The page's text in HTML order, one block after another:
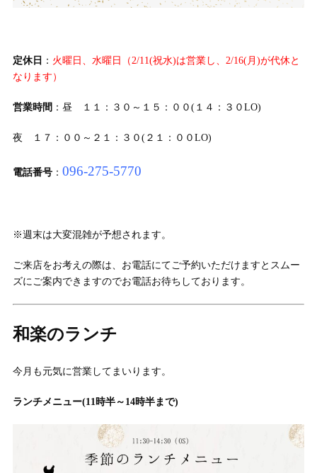
定休日 ： 火曜日、水曜日（2/11(祝水)は営業し、2/16(月)が代休と
なります）
営業時間 ：昼 １１：３０～１５：００(１４：３０LO)
夜 １７：００～２１：３０(２１：００LO)
電話番号： 096-275-5770
※週末は大変混雑が予想されます。
ご来店をお考えの際は、お電話にてご予約いただけますとスムー
ズにご案内できますのでお電話お待ちしております。
和楽のランチ
今月も元気に営業してまいります。
ランチメニュー(11時半～14時半まで)